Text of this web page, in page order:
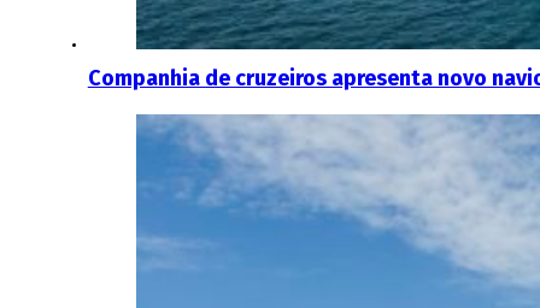
Companhia de cruzeiros apresenta novo